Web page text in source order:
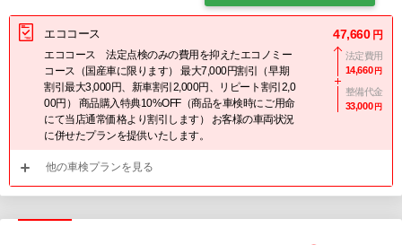
エココース
エココース 法定点検のみの費用を抑えたエコノミー
コース（国産車に限ります） 最大7,000円割引（早期
割引最大3,000円、新車割引2,000円、リピート割引2,0
00円） 商品購入特典10%OFF（商品を車検時にご用命
にて当店通常価格より割引します） お客様の車両状況
に併せたプランを提供いたします。
47,660 円
法定費用
14,660 円
整備代金
33,000 円
他の車検プランを見る